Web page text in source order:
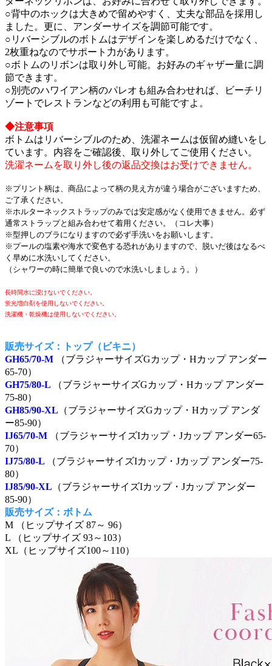
○背中のホックは大きめで留めやすく、丈夫な部品を採用し
ました。更に、アンダーサイズを調節可能です。
○リバーシブルのボトムはデザインを楽しめるだけでなく、
2枚重ねなのでサポート力があります。
○ボトムのリボンは取り外し可能。お好みのギャザー量に調
節できます。
○別売のハワイアン柄のパレオも組み合わせれば、ビーチリ
ゾートでレストランなどの利用も可能ですよ。
◆注意事項
ボトムはリバーシブルのため、洗濯ネームは仮留め縫いをし
ています。内容をご確認後、取り外してご使用ください。
洗濯ネームを取り外し後の返品交換はお受けできません。
※プリント柄は、商品によって柄の見え方が違う場合がございますため、
ご了承ください。
※ホルターネックストラップのみでは安定感がなく使用できません。必ず
通常ストラップと組み合わせて着用ください。（コレ大事）
※型押しのブラになりますので必ず手洗いをお願いします。
※プールの塩素や海水で変色する恐れがありますので、脱いだ後はなるべ
く早めに水洗いしてください。
（シャワーの時に簡単で良いので水洗いしましょう。）
長時間水に浸けないでください。
蛍光増白剤を使用しないでください。
洗濯機・乾燥機は使用しないでください。
販売サイズ：トップ（ビキニ）
GH65/70-M
（ブラジャーサイズGカップ・Hカップ アンダー
65-70）
GH75/80-L
（ブラジャーサイズGカップ・Hカップ アンダー
75-80）
GH85/90-XL （ブラジャーサイズGカップ・Hカップ アンダ
ー85-90）
IJ65/70-M
（ブラジャーサイズIカップ・Jカップ アンダー65-
70）
IJ75/80-L
（ブラジャーサイズIカップ・Jカップ アンダー75-
80）
IJ85/90-XL （ブラジャーサイズIカップ・Jカップ アンダー
85-90）
販売サイズ：ボトム
M （ヒップサイズ 87～ 96）
L （ヒップサイズ 93～103）
XL（ヒップサイズ100～110）